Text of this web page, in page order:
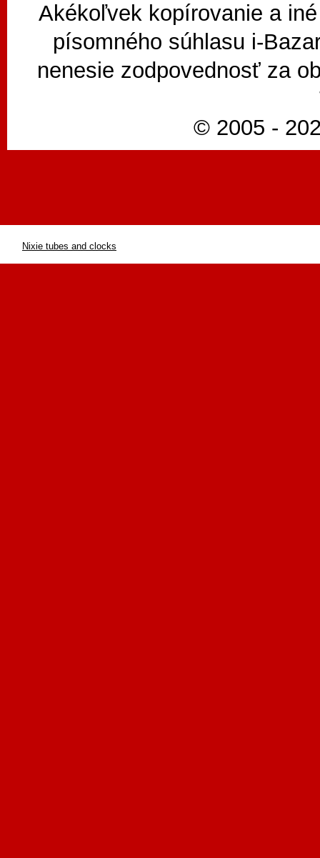
Akékoľvek kopírovanie a
písomného súhlasu i-
nenesie zodpovednosť za
© 2005 -
Nixie tubes and clocks